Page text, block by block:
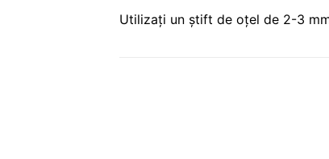
Utilizați un știft de oțel de 2-3